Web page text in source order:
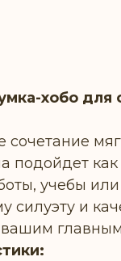
хобо для
подойдет
учебы
силуэту и